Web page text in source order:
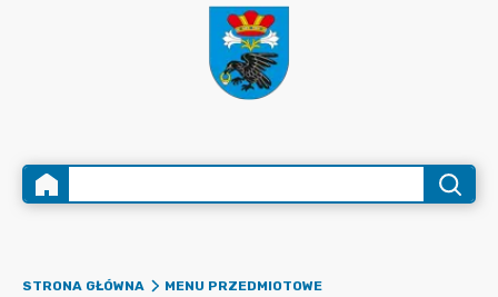
STRONA GŁÓWNA
MENU PRZEDMIOTOWE